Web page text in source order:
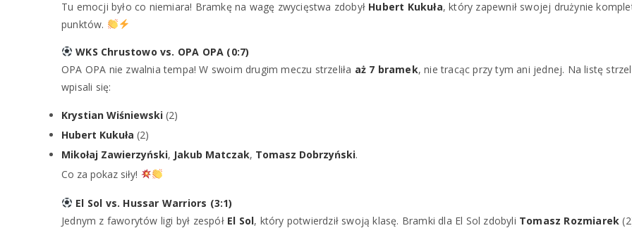
Tu emocji było co niemiara! Bramkę na wagę zwycięstwa zdobył Hubert Kukuła, który zapewnił swojej drużynie
punktów.
WKS Chrustowo vs. OPA OPA (0:7)
OPA OPA nie zwalnia tempa! W swoim drugim meczu strzeliła aż 7 bramek, nie tracąc przy tym ani jednej. Na listę
wpisali się:
Krystian Wiśniewski (2)
Hubert Kukuła (2)
Mikołaj Zawierzyński, Jakub Matczak, Tomasz Dobrzyński.
Co za pokaz siły!
El Sol vs. Hussar Warriors (3:1)
Jednym z faworytów ligi był zespół El Sol, który potwierdził swoją klasę. Bramki dla El Sol zdobyli Tomasz Rozmiarek